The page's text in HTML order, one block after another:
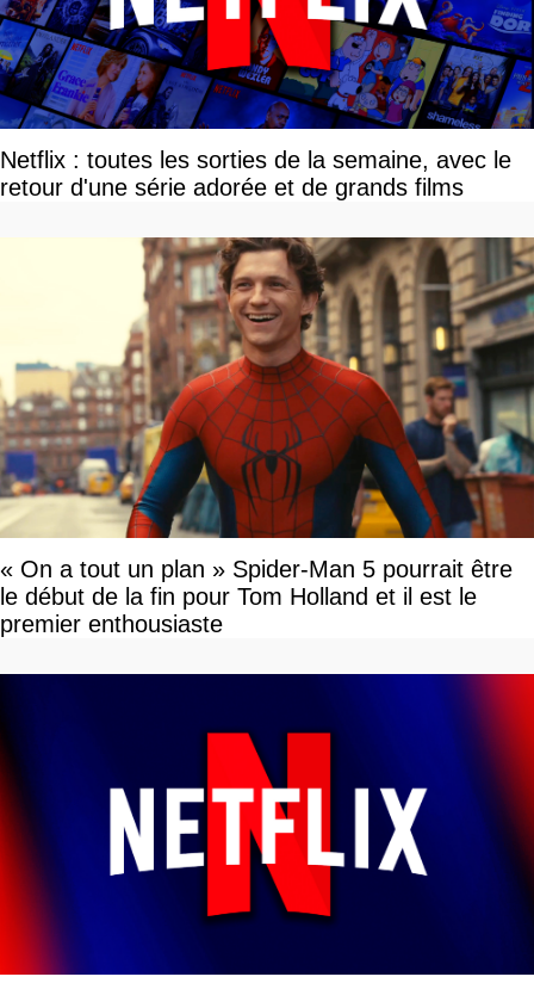
Netflix : toutes les sorties de la semaine, avec le
retour d'une série adorée et de grands films
« On a tout un plan » Spider-Man 5 pourrait être
le début de la fin pour Tom Holland et il est le
premier enthousiaste